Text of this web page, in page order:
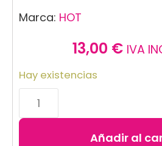
Marca: HOT
13,00 € IVA
Hay existencias
Añadir al